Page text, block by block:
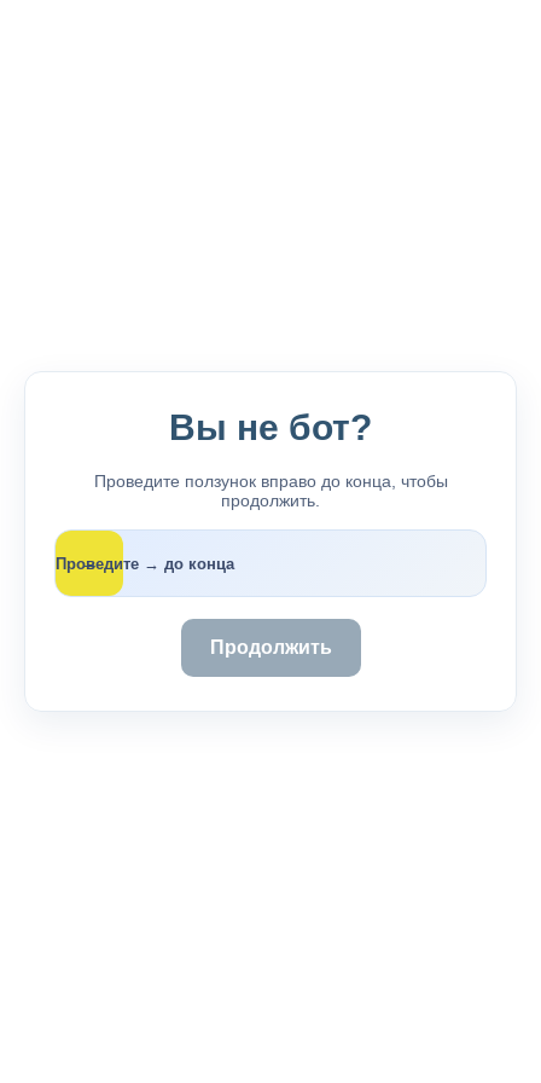
Вы не бот?
Проведите ползунок вправо до конца, чтобы
продолжить.
Проведите → до конца
→
Продолжить